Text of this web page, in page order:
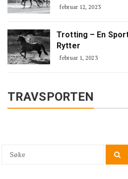
februar 12, 2023
Trotting – En
Rytter
februar 1, 2023
TRAVSPORTEN
Search